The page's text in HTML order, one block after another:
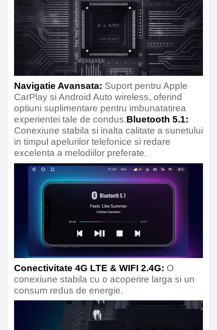
Navigatie Avansata: Suport pentru Apple
CarPlay si Android Auto wireless, oferind
optiuni suplimentare pentru imbunatatirea
experientei tale de condus.Bluetooth 5.1:
Conexiune stabila si inalta calitate a sunetului
in timpul apelurilor telefonice si redare
excelenta a melodiilor preferate.
Conectivitate 4G LTE & WIFI 2.4G: O
conexiune stabila cu o acoperire larga si un
consum redus de energie.